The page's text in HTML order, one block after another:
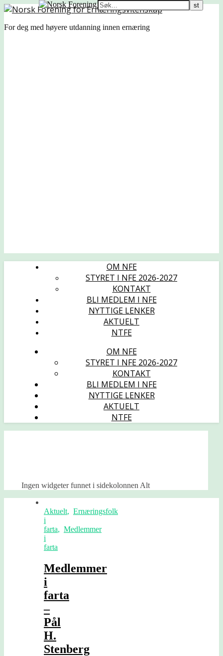
For deg med høyere utdanning innen ernæring
OM NFE
STYRET I NFE 2026-2027
KONTAKT
BLI MEDLEM I NFE
NYTTIGE LENKER
AKTUELT
NTFE
OM NFE
STYRET I NFE 2026-2027
KONTAKT
BLI MEDLEM I NFE
NYTTIGE LENKER
AKTUELT
NTFE
Ingen widgeter funnet i sidekolonnen Alt
Aktuelt, Ernæringsfolk
i
farta, Medlemmer
i
farta
Medlemmer
i
farta
–
Pål
H.
Stenberg